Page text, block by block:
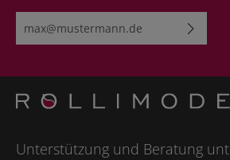
Bitte geben Sie die abgebildeten
Unterstützung und Beratung